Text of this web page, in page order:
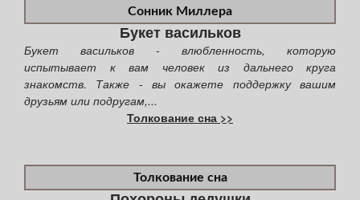
Сонник Миллера
Букет васильков
Букет васильков - влюбленность, которую
испытывает к вам человек из дальнего круга
знакомств. Также - вы окажете поддержку вашим
друзьям или подругам,...
Толкование сна >>
Толкование сна